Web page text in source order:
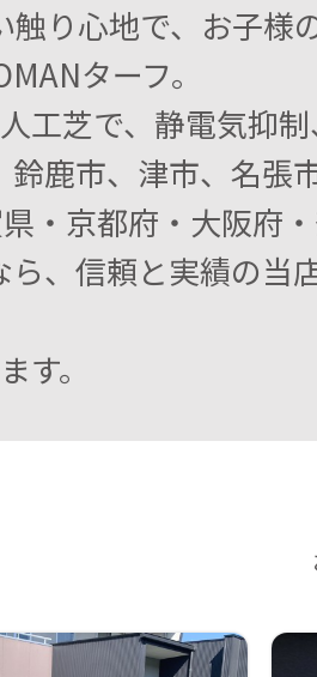
り心地で、お子様
ターフ。
工芝で、静電気抑制
鹿市、津市、名張
・京都府・大阪府
、信頼と実績の当
す。